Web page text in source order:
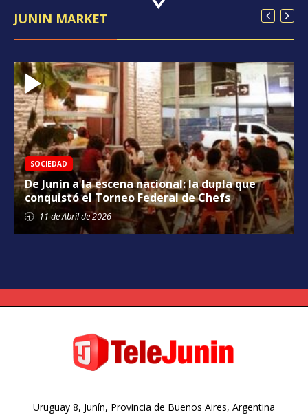
JUNIN MARKET
SOCIEDAD
De Junín a la escena nacional: la dupla que
conquistó el Torneo Federal de Chefs
11 deAbrilde 2026
Uruguay 8, Junín, Provincia de Buenos Aires, Argentina